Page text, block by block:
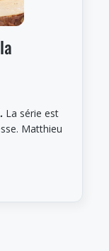
. La série est
Matthieu